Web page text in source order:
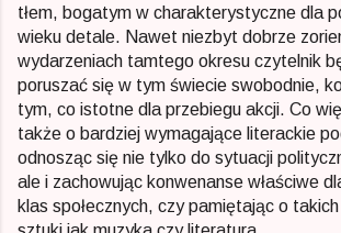
tłem, bogatym w charakterystyczne dla
wieku detale. Nawet niezbyt dobrze
wydarzeniach tamtego okresu czytelnik
poruszać się w tym świecie swobodnie,
tym, co istotne dla przebiegu akcji. Co
także o bardziej wymagające literackie
odnosząc się nie tylko do sytuacji
ale i zachowując konwenanse właściwe
klas społecznych, czy pamiętając o